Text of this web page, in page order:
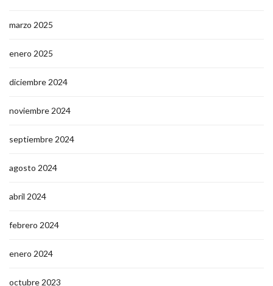
marzo 2025
enero 2025
diciembre 2024
noviembre 2024
septiembre 2024
agosto 2024
abril 2024
febrero 2024
enero 2024
octubre 2023